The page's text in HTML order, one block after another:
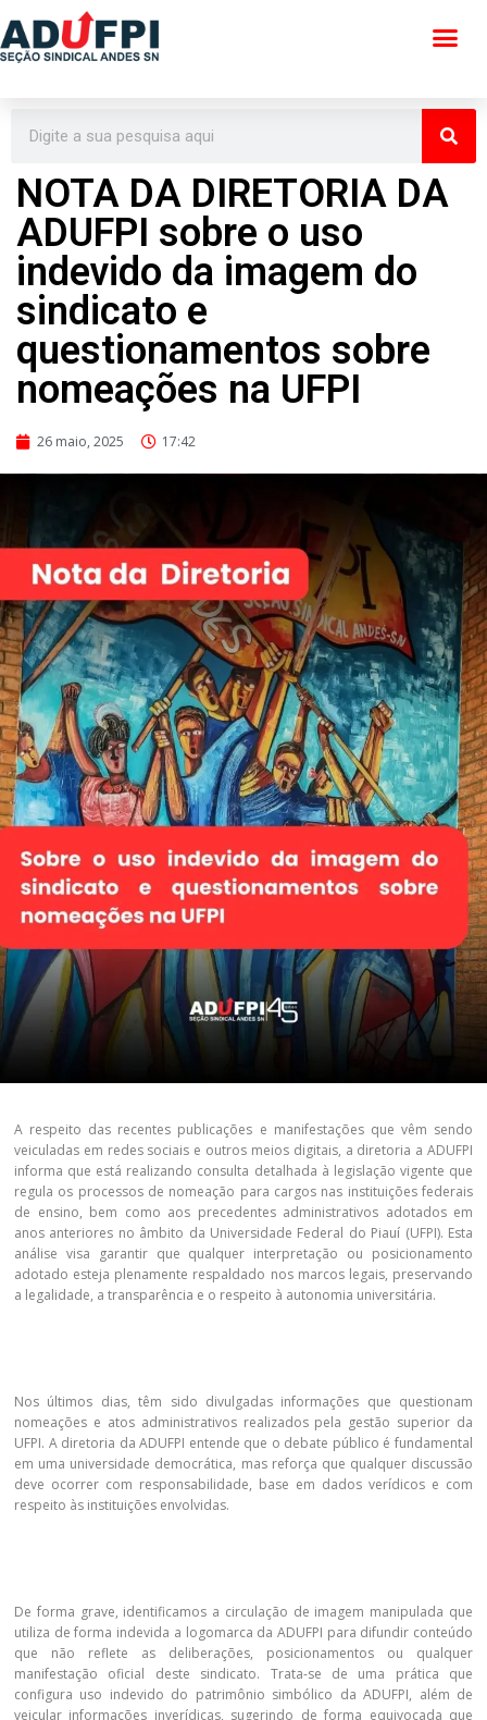
Pular
conteúdo
NOTA DA DIRETORIA DA
ADUFPI sobre o uso
indevido da imagem do
sindicato e
questionamentos sobre
nomeações na UFPI
26 maio, 2025 17:42
A respeito das recentes publicações e manifestações que vêm sendo
veiculadas em redes sociais e outros meios digitais, a diretoria a ADUFPI
informa que está realizando consulta detalhada à legislação vigente que
regula os processos de nomeação para cargos nas instituições federais
de ensino, bem como aos precedentes administrativos adotados em
anos anteriores no âmbito da Universidade Federal do Piauí (UFPI). Esta
análise visa garantir que qualquer interpretação ou posicionamento
adotado esteja plenamente respaldado nos marcos legais, preservando
a legalidade, a transparência e o respeito à autonomia universitária.
Nos últimos dias, têm sido divulgadas informações que questionam
nomeações e atos administrativos realizados pela gestão superior da
UFPI. A diretoria da ADUFPI entende que o debate público é fundamental
em uma universidade democrática, mas reforça que qualquer discussão
deve ocorrer com responsabilidade, base em dados verídicos e com
respeito às instituições envolvidas.
De forma grave, identificamos a circulação de imagem manipulada que
utiliza de forma indevida a logomarca da ADUFPI para difundir conteúdo
que não reflete as deliberações, posicionamentos ou qualquer
manifestação oficial deste sindicato. Trata-se de uma prática que
configura uso indevido do patrimônio simbólico da ADUFPI, além de
veicular informações inverídicas, sugerindo de forma equivocada que